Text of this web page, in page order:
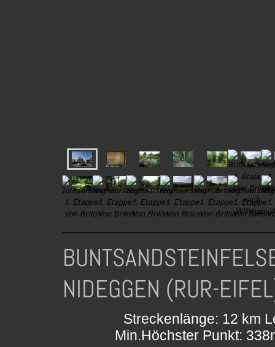
NIDEGGEN (RUR-
Streckenlänge: 12 km
Min.Höchster Punkt: